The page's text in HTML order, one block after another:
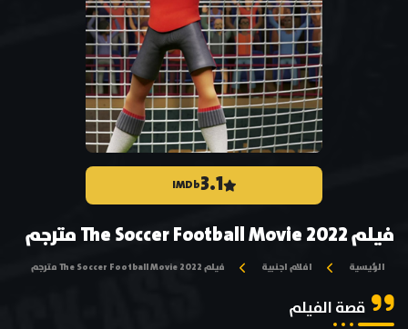
3.1
IMDb
فيلم The Soccer Football Movie 2022 مترجم
الرئيسية افلام اجنبية فيلم The Soccer Football Movie 2022 مترجم
قصة الفيلم